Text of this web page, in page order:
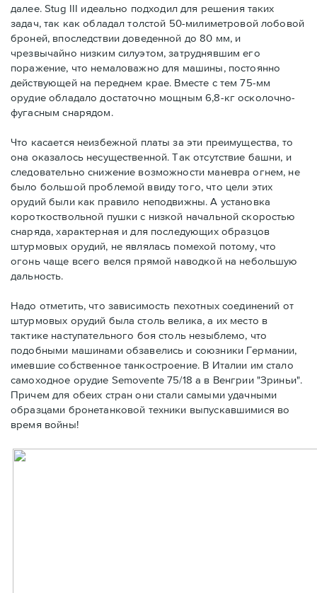
далее. Stug III идеально подходил для решения таких
задач, так как обладал толстой 50-милиметровой лобовой
броней, впоследствии доведенной до 80 мм, и
чрезвычайно низким силуэтом, затруднявшим его
поражение, что немаловажно для машины, постоянно
действующей на переднем крае. Вместе с тем 75-мм
орудие обладало достаточно мощным 6,8-кг осколочно-
фугасным снарядом.
Что касается неизбежной платы за эти преимущества, то
она оказалось несущественной. Так отсутствие башни, и
следовательно снижение возможности маневра огнем, не
было большой проблемой ввиду того, что цели этих
орудий были как правило неподвижны. А установка
короткоствольной пушки с низкой начальной скоростью
снаряда, характерная и для последующих образцов
штурмовых орудий, не являлась помехой потому, что
огонь чаще всего велся прямой наводкой на небольшую
дальность.
Надо отметить, что зависимость пехотных соединений от
штурмовых орудий была столь велика, а их место в
тактике наступательного боя столь незыблемо, что
подобными машинами обзавелись и союзники Германии,
имевшие собственное танкостроение. В Италии им стало
самоходное орудие Semovente 75/18 а в Венгрии "Зриньи".
Причем для обеих стран они стали самыми удачными
образцами бронетанковой техники выпускавшимися во
время войны!